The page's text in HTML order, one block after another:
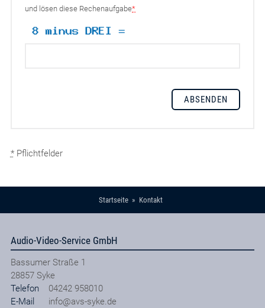
und lösen diese Rechenaufgabe*
*Pflichtfelder
Startseite Kontakt
Audio-Video-Service GmbH
Bassumer Straße 1
28857 Syke
Telefon
04242 958010
E-Mail
info@avs-syke.de